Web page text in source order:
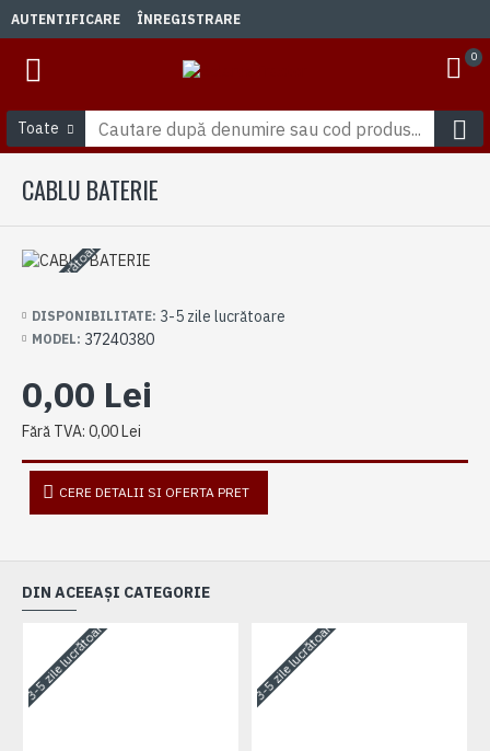
AUTENTIFICARE ÎNREGISTRARE
0
Toate
CABLU BATERIE
3-5 zile lucrătoare
DISPONIBILITATE: 3-5 zile lucrătoare
MODEL: 37240380
0,00 Lei
Fără TVA: 0,00 Lei
CERE DETALII SI OFERTA PRET
DIN ACEEAȘI CATEGORIE
3-5 zile lucrătoare 3-5 zile lucrătoare